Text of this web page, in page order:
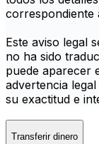
correspondiente
Este aviso legal
no ha sido
puede aparecer
advertencia
su exactitud e
Transferir dinero